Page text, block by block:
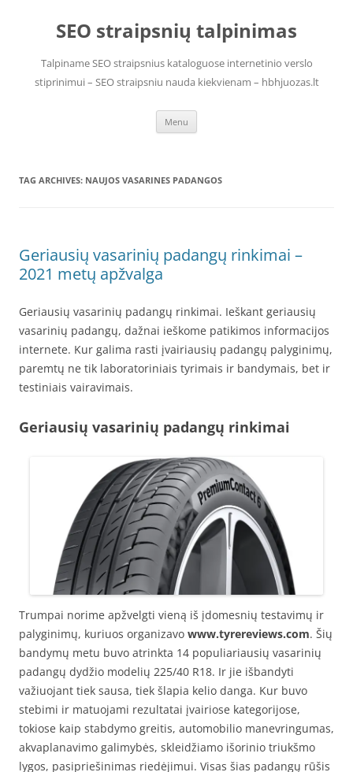
contentSEO straipsnių talpinimas
Talpiname SEO straipsnius kataloguose internetinio verslo
stiprinimui – SEO straipsniu nauda kiekvienam – hbhjuozas.lt
Menu
TAG ARCHIVES: NAUJOS VASARINES PADANGOS
Geriausių vasarinių padangų rinkimai –
2021 metų apžvalga
Geriausių vasarinių padangų rinkimai. Ieškant geriausių
vasarinių padangų, dažnai ieškome patikimos informacijos
internete. Kur galima rasti įvairiausių padangų palyginimų,
paremtų ne tik laboratoriniais tyrimais ir bandymais, bet ir
testiniais vairavimais.
Geriausių vasarinių padangų rinkimai
Trumpai norime apžvelgti vieną iš įdomesnių testavimų ir
palyginimų, kuriuos organizavo www.tyrereviews.com. Šių
bandymų metu buvo atrinkta 14 populiariausių vasarinių
padangų dydžio modelių 225/40 R18. Ir jie išbandyti
važiuojant tiek sausa, tiek šlapia kelio danga. Kur buvo
stebimi ir matuojami rezultatai įvairiose kategorijose,
tokiose kaip stabdymo greitis, automobilio manevringumas,
akvaplanavimo galimybės, skleidžiamo išorinio triukšmo
lygos, pasipriešinimas riedėjimui. Visas šias padangų rūšis